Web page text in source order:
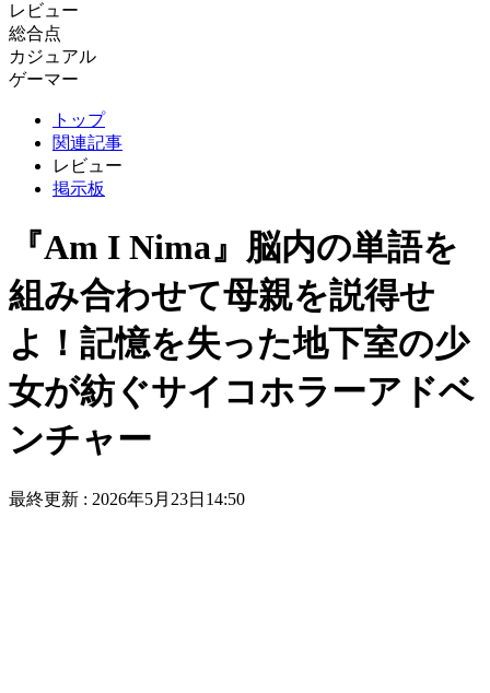
レビュー
総合点
カジュアル
ゲーマー
トップ
関連記事
レビュー
掲示板
『Am I Nima』脳内の単語を
組み合わせて母親を説得せ
よ！記憶を失った地下室の少
女が紡ぐサイコホラーアドベ
ンチャー
最終更新 : 2026年5月23日14:50